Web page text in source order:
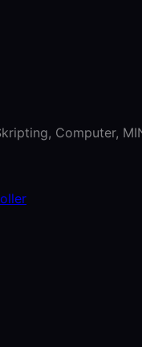
Computer,